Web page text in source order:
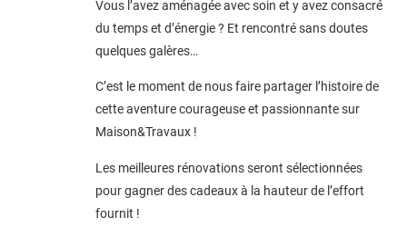
Vous l’avez aménagée avec soin et y avez consacré
du temps et d’énergie ? Et rencontré sans doutes
quelques galères…
C’est le moment de nous faire partager l’histoire de
cette aventure courageuse et passionnante sur
Maison&Travaux !
Les meilleures rénovations seront sélectionnées
pour gagner des cadeaux à la hauteur de l’effort
fournit !